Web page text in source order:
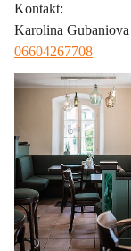
Kontakt:
Karolina Gubaniova
06604267708